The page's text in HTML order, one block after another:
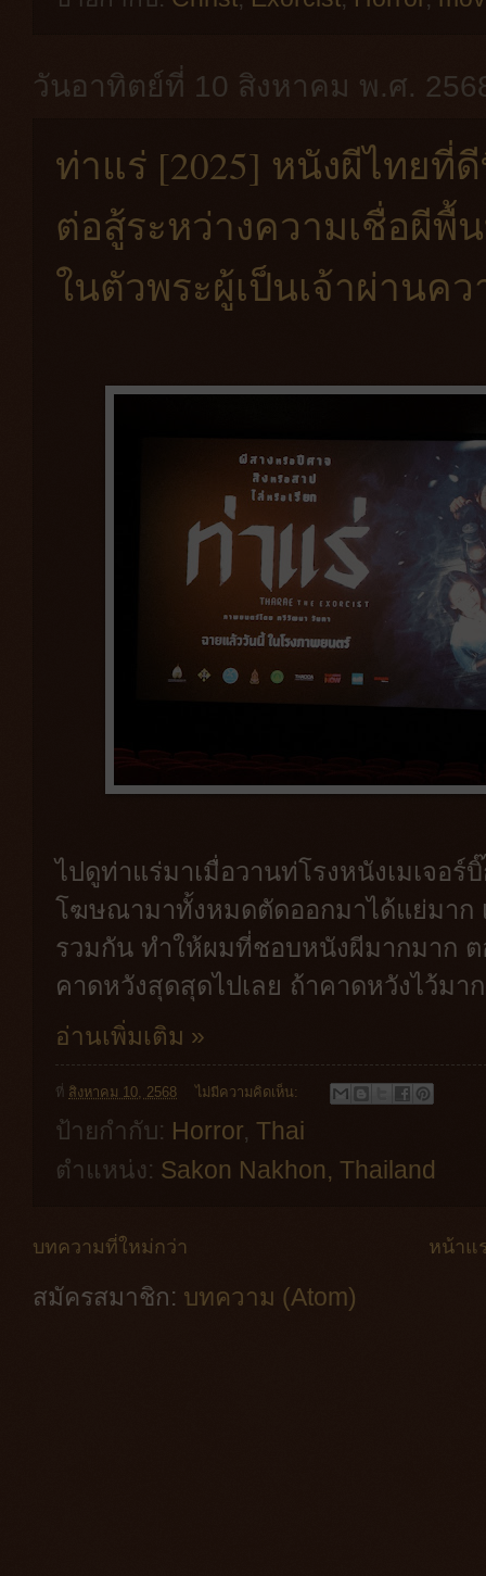
วันอาทิตย์ที่ 10 สิงหาคม พ.ศ.
ท่าแร่ [2025] หนังผีไทยที่
ต่อสู้ระหว่างความเชื่อผี
ในตัวพระผู้เป็นเจ้าผ่านค
ไปดูท่าแร่มาเมื่อวานท่โรงหนังเมเจอ
โฆษณามาทั้งหมดตัดออกมาได้แย่มาก
รวมกัน ทำให้ผมที่ชอบหนังผีมากมาก
คาดหวังสุดสุดไปเลย ถ้าคาดหวังไว้มา
อ่านเพิ่มเติม »
ที่ สิงหาคม 10, 2568 ไม่มีความคิดเห็น:
ป้ายกำกับ: Horror, Thai
ตำแหน่ง: Sakon Nakhon, Thailand
บทความที่ใหม่กว่า หน้าแ
สมัครสมาชิก: บทความ (Atom)